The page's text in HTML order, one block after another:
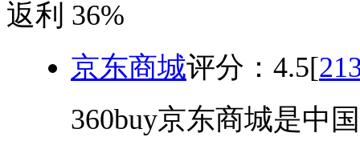
返利 36%
京东商城评分： 4.5[
360buy京东商城是中